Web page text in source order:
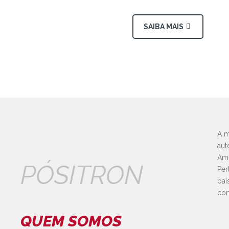
SAIBA MAIS
PÓSITRON
QUEM SOMOS
A